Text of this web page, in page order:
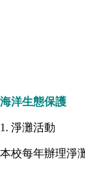
海洋生態保護
1. 淨灘活動
本校每年辦理淨